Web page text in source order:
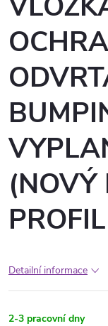
(NOVÝ
Detailní informace
2-3 pracovní dny